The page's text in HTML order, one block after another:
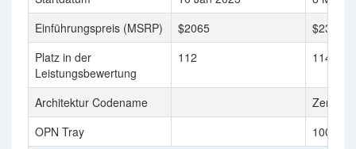
Einführungspreis (MSRP)
$2065
$2399
Platz in der
Leistungsbewertung
112 114
Architektur Codename
Zen 3
OPN Tray
100-